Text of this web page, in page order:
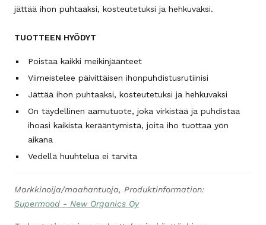
jättää ihon puhtaaksi, kosteutetuksi ja hehkuvaksi.
TUOTTEEN HYÖDYT
Poistaa kaikki meikinjäänteet
Viimeistelee päivittäisen ihonpuhdistusrutiinisi
Jättää ihon puhtaaksi, kosteutetuksi ja hehkuvaksi
On täydellinen aamutuote, joka virkistää ja puhdistaa
ihoasi kaikista kerääntymistä, joita iho tuottaa yön
aikana
Vedellä huuhtelua ei tarvita
Markkinoija/maahantuoja, Produktinformation:
Supermood - New Organics Oy